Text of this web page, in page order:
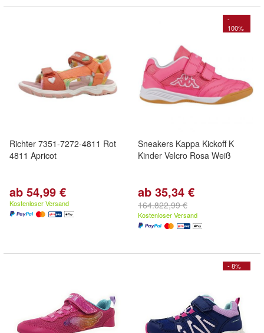
Richter 7351-7272-4811 Rot
4811 Apricot
ab 54,99 €
Kostenloser Versand
-
100%
Sneakers Kappa Kickoff K
Kinder Velcro Rosa Weiß
ab 35,34 €
164.822,99 €
Kostenloser Versand
- 8%